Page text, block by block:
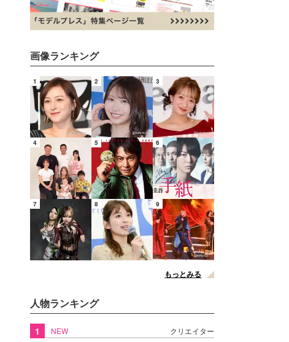
画像ランキング
1 2 3
4 5 6
7 8 9
もっとみる
人物ランキング
1 NEW クリエイター